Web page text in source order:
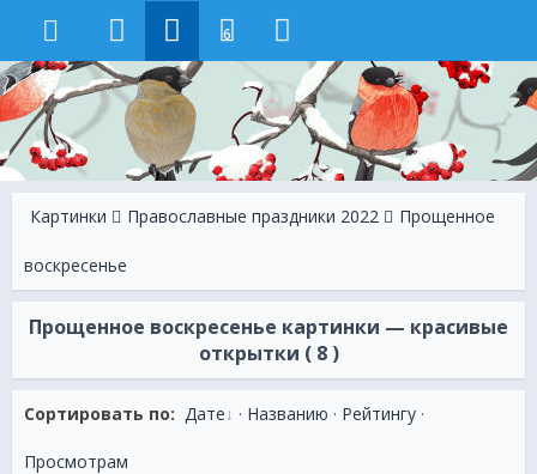
6
Картинки Православные праздники 2022 Прощенное
воскресенье
Прощенное воскресенье картинки — красивые
открытки ( 8 )
Сортировать по: Дате · Названию · Рейтингу ·
Просмотрам